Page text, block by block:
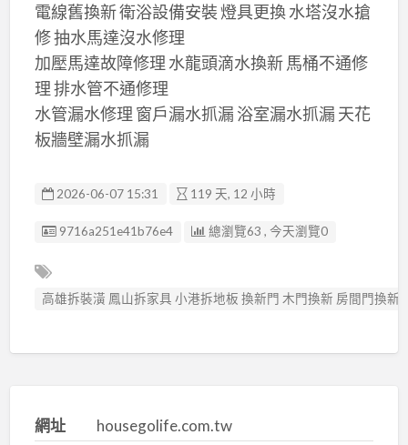
電線舊換新 衛浴設備安裝 燈具更換 水塔沒水搶
修 抽水馬達沒水修理
加壓馬達故障修理 水龍頭滴水換新 馬桶不通修
理 排水管不通修理
水管漏水修理 窗戶漏水抓漏 浴室漏水抓漏 天花
板牆壁漏水抓漏
2026-06-07 15:31 119 天, 12 小時
廣告编號
9716a251e41b76e4 總瀏覽63 , 今天瀏覽0
高雄拆裝潢 鳳山拆家具 小港拆地板 換新門 木門換新 房間門換新
網址
housegolife.com.tw